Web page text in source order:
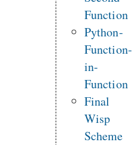
Function
Python-
Function-
in-
Function
Final
Wisp
Scheme